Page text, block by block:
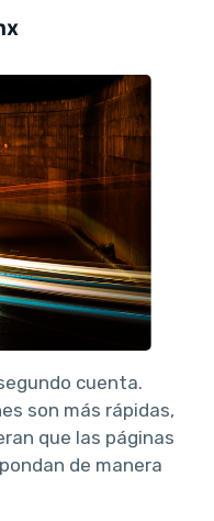
cuenta.
son más rápidas,
que las páginas
de manera